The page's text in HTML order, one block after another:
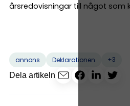
årsredovisningar till något som
annons Deklarationen
+3
Dela artikeln